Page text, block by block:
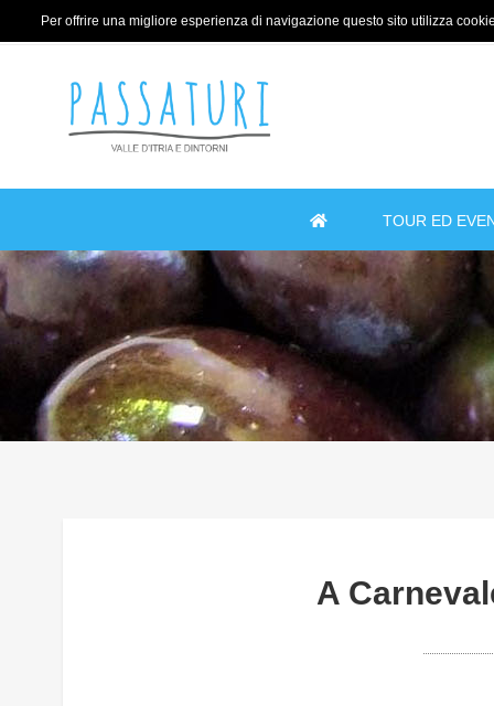
Per offrire una migliore esperienza di navigazione questo sito utilizza
TOUR ED
A